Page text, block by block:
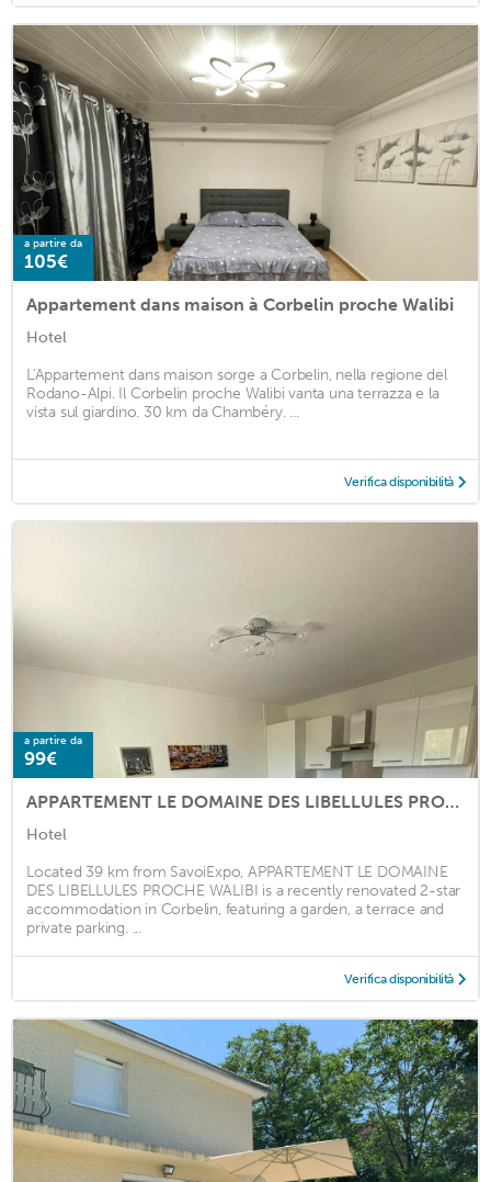
a partire da
105€
Appartement dans maison à Corbelin proche Walibi
Hotel
L'Appartement dans maison sorge a Corbelin, nella regione del
Rodano-Alpi. Il Corbelin proche Walibi vanta una terrazza e la
vista sul giardino. 30 km da Chambéry. ...
Verifica disponibilità
a partire da
99€
APPARTEMENT LE DOMAINE DES LIBELLULES PROCHE WALIBI
Hotel
Located 39 km from SavoiExpo, APPARTEMENT LE DOMAINE
DES LIBELLULES PROCHE WALIBI is a recently renovated 2-star
accommodation in Corbelin, featuring a garden, a terrace and
private parking. ...
Verifica disponibilità